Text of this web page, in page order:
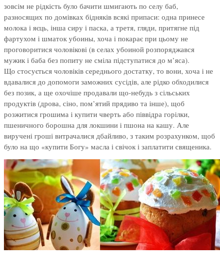
зовсім не рідкість було бачити шмигають по селу баб,
разносящих по домівках бідняків всякі припаси: одна принесе
молока і яєць, інша сиру і паска, а третя, гляди, притягне під
фартухом і шматок убоины, хоча і покарає при цьому не
проговоритися чоловікові (в селах убоиной розпоряджався
мужик і баба без попиту не сміла підступатися до м’яса).
Що стосується чоловіків середнього достатку, то вони, хоча і не
вдавалися до допомоги заможних сусідів, але рідко обходилися
без позик, а ще охочіше продавали що-небудь з сільських
продуктів (дрова, сіно, пом’ятий прядиво та інше), щоб
розжитися грошима і купити чверть або піввідра горілки,
пшеничного борошна для локшини і пшона на кашу. Але
виручені гроші витрачалися дбайливо, з таким розрахунком, щоб
було на що «купити Богу» масла і свічок і заплатити священика.